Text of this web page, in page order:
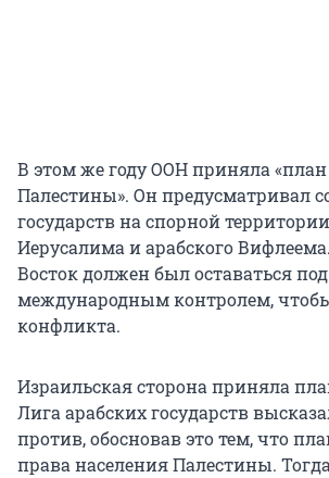
В этом же году ООН приняла «план
Палестины». Он предусматривал
государств на спорной
Иерусалима и арабского
Восток должен был оставаться под
международным контролем,
конфликта.
Израильская сторона приняла
Лига арабских государств
против, обосновав это тем, что
права населения Палестины.